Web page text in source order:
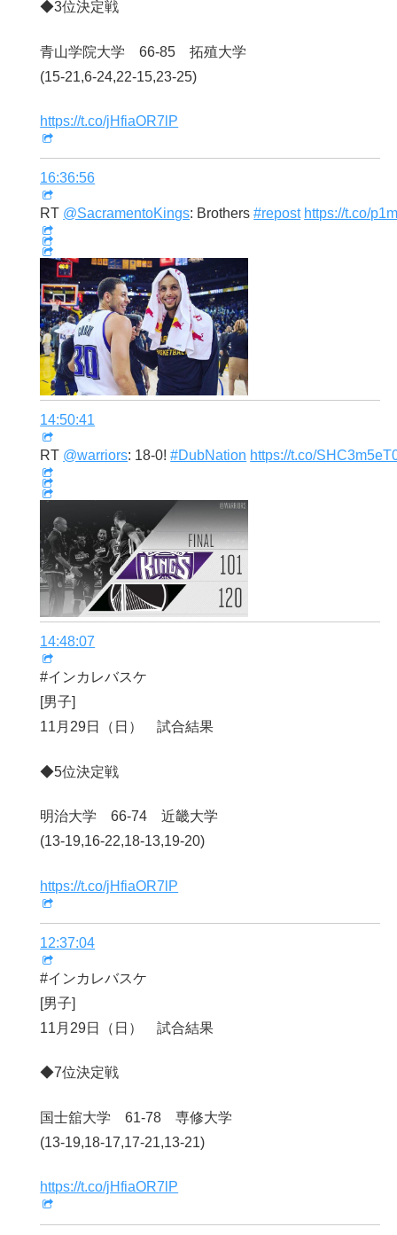
◆3位決定戦
青山学院大学 66-85 拓殖大学
(15-21,6-24,22-15,23-25)
https://t.co/jHfiaOR7lP
16:36:56
RT @SacramentoKings: Brothers#repost https://t.co/
14:50:41
RT @warriors: 18-0!#DubNation https://t.co/
14:48:07
#インカレバスケ
[男子]
11月29日（日） 試合結果
◆5位決定戦
明治大学 66-74 近畿大学
(13-19,16-22,18-13,19-20)
https://t.co/jHfiaOR7lP
12:37:04
#インカレバスケ
[男子]
11月29日（日） 試合結果
◆7位決定戦
国士舘大学 61-78 専修大学
(13-19,18-17,17-21,13-21)
https://t.co/jHfiaOR7lP